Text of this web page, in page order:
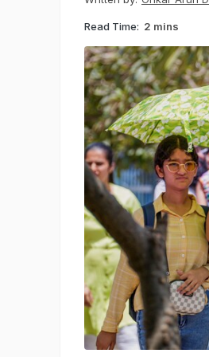
Read Time: 2 mins